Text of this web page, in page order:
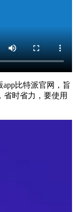
比特派官网，旨
省时省力，要使用